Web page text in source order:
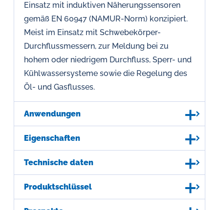
Einsatz mit induktiven Näherungssensoren
gemäß EN 60947 (NAMUR-Norm) konzipiert.
Meist im Einsatz mit Schwebekörper-
Durchflussmessern, zur Meldung bei zu
hohem oder niedrigem Durchfluss, Sperr- und
Kühlwassersysteme sowie die Regelung des
Öl- und Gasflusses.
Anwendungen
Eigenschaften
Technische daten
Produktschlüssel